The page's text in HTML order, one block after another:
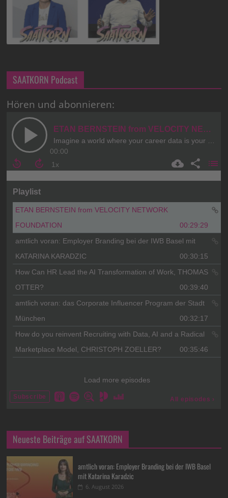
SAATKORN Podcast
Hören und abonnieren:
Neueste Beiträge auf SAATKORN
amtlich voran: Employer Branding bei der IWB Basel
mit Katarina Karadzic
6. August 2026